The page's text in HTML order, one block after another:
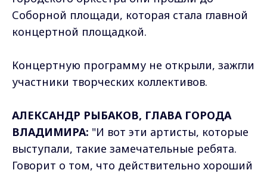
Соборной площади, которая стала главной
концертной площадкой.
Концертную программу не открыли, зажгли
участники творческих коллективов.
АЛЕКСАНДР РЫБАКОВ, ГЛАВА ГОРОДА
ВЛАДИМИРА: "И вот эти артисты, которые
выступали, такие замечательные ребята.
Говорит о том, что действительно хороший